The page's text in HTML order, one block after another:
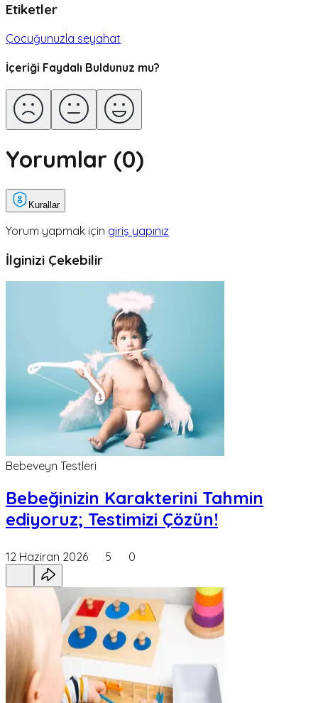
Etiketler
Çocuğunuzla seyahat
İçeriği Faydalı Buldunuz mu?
Yorumlar (0)
Kurallar
Yorum yapmak için giriş yapınız
İlginizi Çekebilir
Bebeveyn Testleri
Bebeğinizin Karakterini Tahmin
ediyoruz; Testimizi Çözün!
12 Haziran 2026 5 0